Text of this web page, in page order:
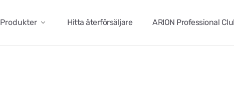
Produkter Hitta återförsäljare ARION Professional